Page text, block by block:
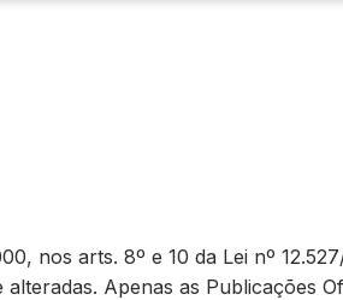
nos arts. 8º e 10 da Lei nº
Apenas as Publicações